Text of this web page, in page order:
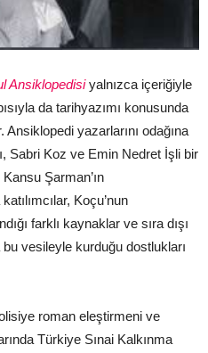
Ansiklopedisi yalnızca içeriğiyle
da tarihyazımı konusunda
Ansiklopedi yazarlarını odağına
Sabri Koz ve Emin Nedret İşli bir
Şarman’ın
Koçu’nun
farklı kaynaklar ve sıra dışı
vesileyle kurduğu dostlukları
roman eleştirmeni ve
Türkiye Sınai Kalkınma